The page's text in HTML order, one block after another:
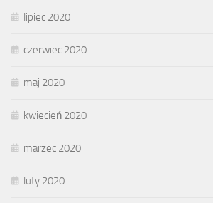
lipiec 2020
czerwiec 2020
maj 2020
kwiecień 2020
marzec 2020
luty 2020